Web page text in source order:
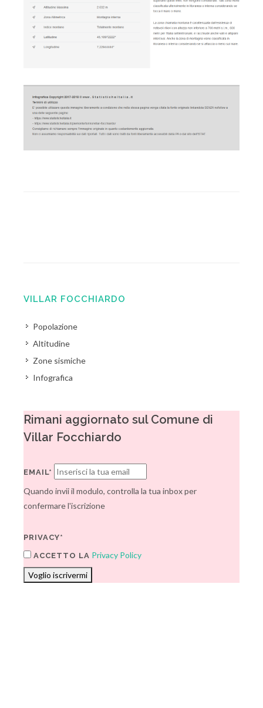
VILLAR FOCCHIARDO
Popolazione
Altitudine
Zone sismiche
Infografica
Rimani aggiornato sul Comune di
Villar Focchiardo
EMAIL*
Quando invii il modulo, controlla la tua inbox per
confermare l'iscrizione
PRIVACY*
ACCETTO LA Privacy Policy
Voglio iscrivermi